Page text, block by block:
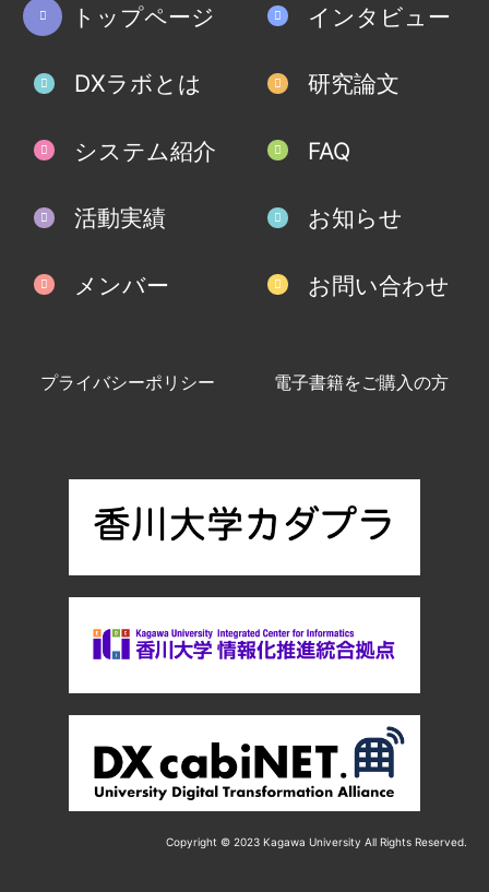
トップページ
DXラボとは
システム紹介
活動実績
メンバー
インタビュー
研究論文
FAQ
お知らせ
お問い合わせ
プライバシーポリシー 電子書籍をご購入の方
Copyright © 2023 Kagawa University All Rights Reserved.